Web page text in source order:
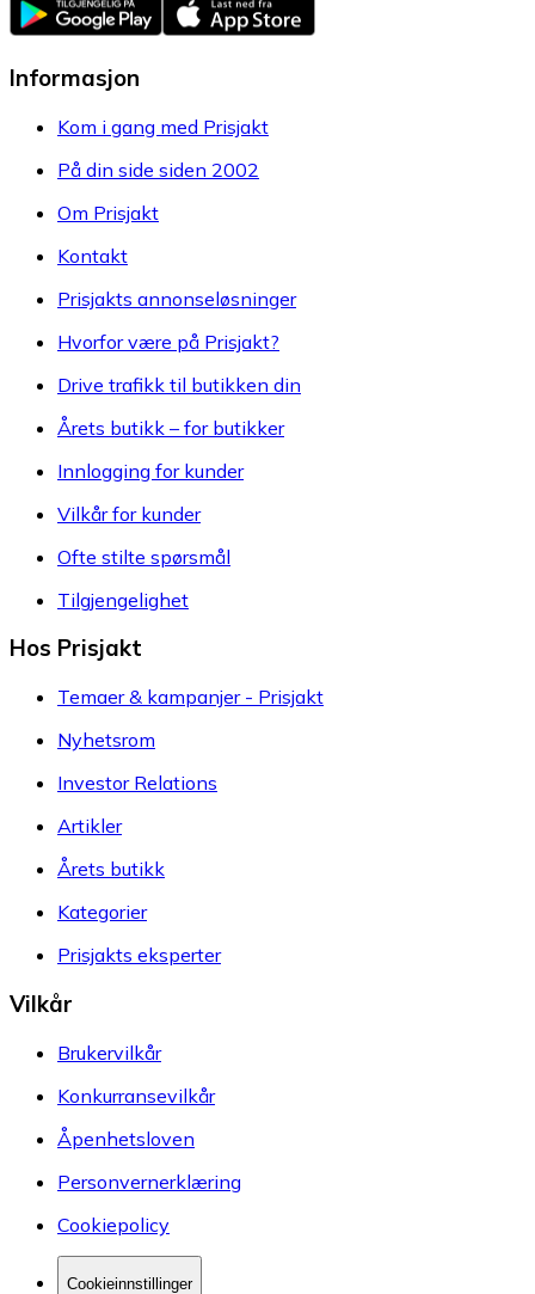
Informasjon
Kom i gang med Prisjakt
På din side siden 2002
Om Prisjakt
Kontakt
Prisjakts annonseløsninger
Hvorfor være på Prisjakt?
Drive trafikk til butikken din
Årets butikk – for butikker
Innlogging for kunder
Vilkår for kunder
Ofte stilte spørsmål
Tilgjengelighet
Hos Prisjakt
Temaer & kampanjer - Prisjakt
Nyhetsrom
Investor Relations
Artikler
Årets butikk
Kategorier
Prisjakts eksperter
Vilkår
Brukervilkår
Konkurransevilkår
Åpenhetsloven
Personvernerklæring
Cookiepolicy
Cookieinnstillinger